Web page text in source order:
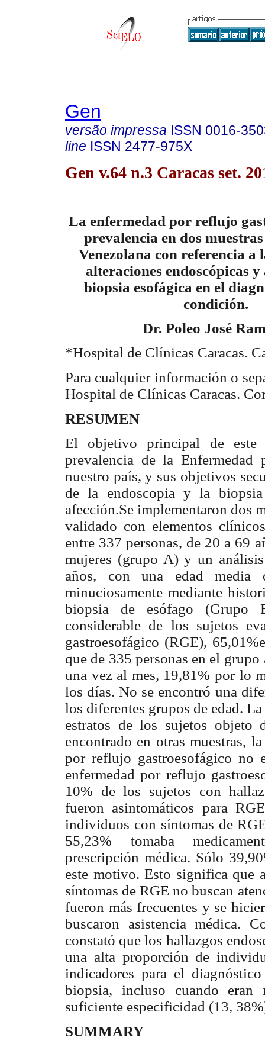
Gen
versão impressa ISSN 0016-
line ISSN 2477-975X
Gen v.64 n.3 Caracas set.
La enfermedad por reflujo
prevalencia en dos
Venezolana con referencia a
alteraciones endoscópicas
biopsia esofágica en el
condición.
Dr. Poleo José
*Hospital de Clínicas Caracas.
Para cualquier información o
Hospital de Clínicas Caracas.
RESUMEN
El objetivo principal de este
prevalencia de la Enfermedad
nuestro país, y sus objetivos
de la endoscopia y la
afección.Se implementaron dos
validado con elementos
entre 337 personas, de 20 a 69
mujeres (grupo A) y un
años, con una edad media
minuciosamente mediante
biopsia de esófago (Grupo
considerable de los sujetos
gastroesofágico (RGE),
que de 335 personas en el
una vez al mes, 19,81% por lo
los días. No se encontró una
los diferentes grupos de edad.
estratos de los sujetos
encontrado en otras muestras,
por reflujo gastroesofágico no
enfermedad por reflujo
10% de los sujetos con
fueron asintomáticos para
individuos con síntomas de
55,23% tomaba
prescripción médica. Sólo
este motivo. Esto significa que
síntomas de RGE no buscan
fueron más frecuentes y se
buscaron asistencia médica.
constató que los hallazgos
una alta proporción de
indicadores para el
biopsia, incluso cuando eran
suficiente especificidad (13,
SUMMARY